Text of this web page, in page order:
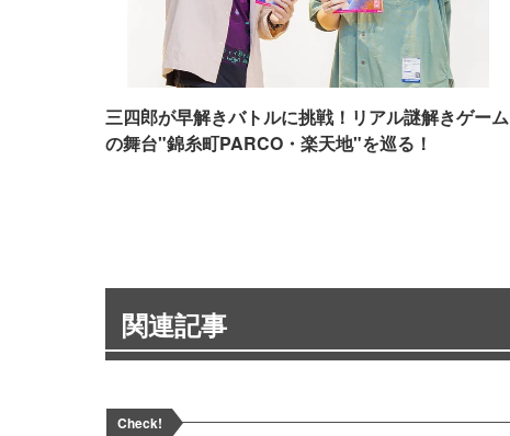
三四郎が早解きバトルに挑戦！リアル謎解きゲーム
の舞台"錦糸町PARCO・楽天地"を巡る！
関連記事
Check!